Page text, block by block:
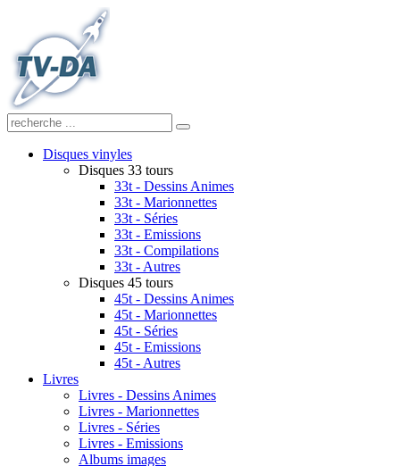
Disques vinyles
Disques 33 tours
33t - Dessins Animes
33t - Marionnettes
33t - Séries
33t - Emissions
33t - Compilations
33t - Autres
Disques 45 tours
45t - Dessins Animes
45t - Marionnettes
45t - Séries
45t - Emissions
45t - Autres
Livres
Livres - Dessins Animes
Livres - Marionnettes
Livres - Séries
Livres - Emissions
Albums images